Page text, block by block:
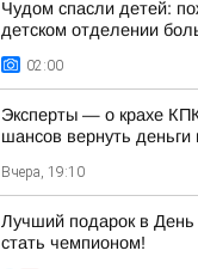
Чудом спасли детей:
детском отделении
02:00
Эксперты — о крахе
шансов вернуть деньги
Вчера, 19:10
Лучший подарок в День
стать чемпионом!